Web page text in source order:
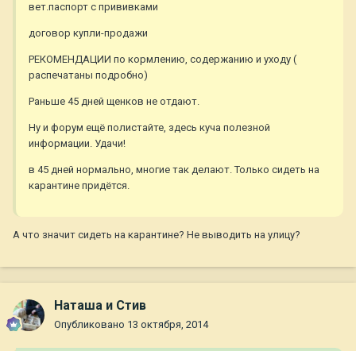
вет.паспорт с прививками
договор купли-продажи
РЕКОМЕНДАЦИИ по кормлению, содержанию и уходу (
распечатаны подробно)
Раньше 45 дней щенков не отдают.
Ну и форум ещё полистайте, здесь куча полезной
информации. Удачи!
в 45 дней нормально, многие так делают. Только сидеть на
карантине придётся.
А что значит сидеть на карантине? Не выводить на улицу?
Наташа и Стив
Опубликовано 13 октября, 2014